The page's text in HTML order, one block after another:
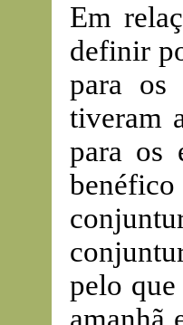
Em
definir
para os
tiveram
para os
pelo